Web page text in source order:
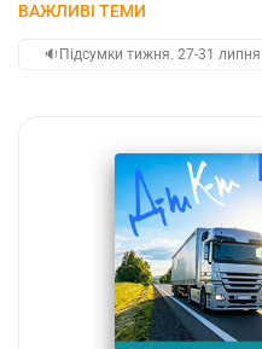
ВАЖЛИВІ ТЕМИ
🔉Підсумки тижня. 27-31 липня